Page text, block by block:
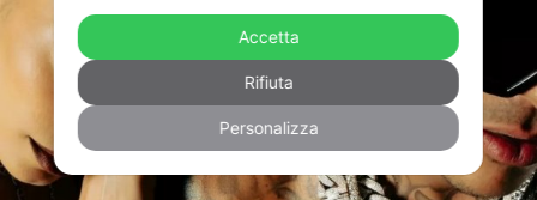
Accetta
Rifiuta
Personalizza